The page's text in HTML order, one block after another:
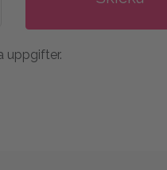
uppgifter.